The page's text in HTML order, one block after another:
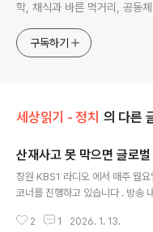
학, 채식과 바른 먹거리, 공동
http://구독하기
세상읽기 - 정치 의 다른
산재사고 못 막으면 글로
창원 KBS1 라디오 에서 매주 월요
코너를 진행하고 있습니다 . 방송
0. 20 방송분) 오늘은 우리나라 소
2 1 2026. 1. 13.